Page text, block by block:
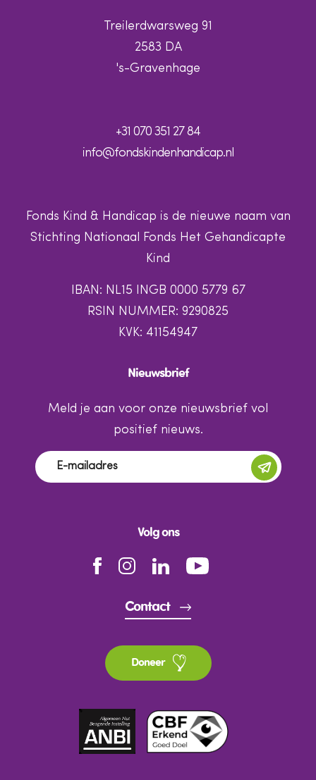
Treilerdwarsweg 91
2583 DA
's-Gravenhage
+31 070 351 27 84
info@fondskindenhandicap.nl
Fonds Kind & Handicap is de nieuwe naam van
Stichting Nationaal Fonds Het Gehandicapte
Kind
IBAN: NL15 INGB 0000 5779 67
RSIN NUMMER: 9290825
KVK: 41154947
Nieuwsbrief
Meld je aan voor onze nieuwsbrief vol
positief nieuws.
Volg ons
Contact
Doneer